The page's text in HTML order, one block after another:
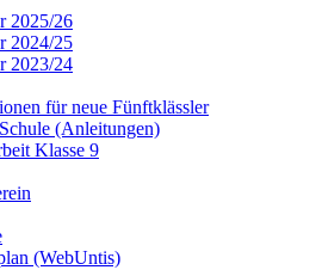
2025/26
2024/25
2023/24
für neue Fünftklässler
(Anleitungen)
Klasse 9
(WebUntis)